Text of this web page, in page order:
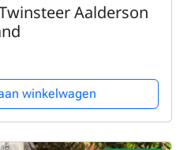
Aalderson
prijs was: € 125,00.
prijs is: € 100,00.
winkelwagen